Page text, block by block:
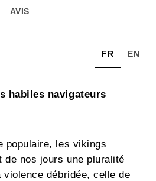
AVIS
FR EN
habiles navigateurs
les vikings
nos jours une pluralité
violence débridée, celle de